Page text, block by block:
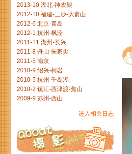
2013-10 湖北-神农架
2012-10 福建-三沙-大嵛山
2012-6 北京-青岛
2012-1 杭州-枫泾
2011-11 湖州-长兴
2011-8 舟山-朱家尖
2011-5 南京
2010-9 绍兴-柯岩
2010-5 杭州-千岛湖
2010-2 镇江-西津渡-焦山
2009-9 苏州-西山
进入相关日志